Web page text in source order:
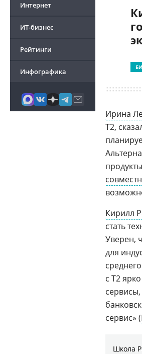
Интернет
ИТ-бизнес
Рейтинги
Инфографика
Ирина
Т2,
Кирилл
стать
Уверен,
для
с T2
сервис» (
Школа